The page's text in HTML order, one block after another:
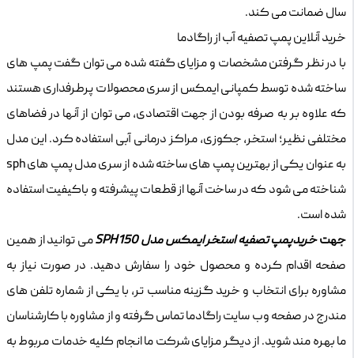
سال ضمانت می کند.
خرید آنلاین پمپ تصفیه آب از راگادما
با در نظر گرفتن مشخصات و مزایای گفته شده می توان گفت پمپ های
ساخته شده توسط کمپانی ایمکس از سری محصولات پرطرفداری هستند
که علاوه بر به صرفه بودن از جهت اقتصادی، می توان از آنها در فضاهای
مختلفی نظیر؛ استخر، جکوزی، مراکز درمانی آبی استفاده کرد. این مدل
به عنوان یکی از بهترین پمپ های ساخته شده از سری مدلپمپ های sph
شناخته می شود که در ساخت آنها از قطعات پیشرفته و باکیفیت استفاده
شده است.
جهتخریدپمپ تصفیه استخر ایمکس مدل SPH150
می توانید از همین
صفحه اقدام کرده و محصول خود را سفارش دهید. در صورت نیاز به
مشاوره برای انتخاب و خرید گزینه مناسب تر، با یکی از شماره تلفن های
مندرج در صفحه وب سایتراگادماتماس گرفته و از مشاوره با کارشناسان
ما بهره مند شوید. از دیگر مزایای شرکت ما انجام کلیه خدمات مربوط به